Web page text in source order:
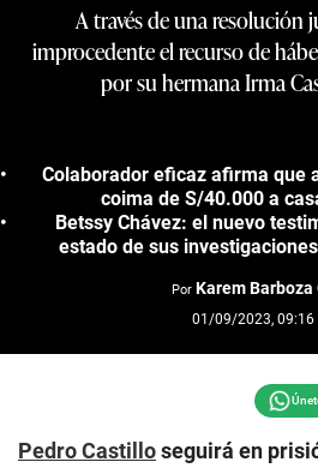
A través de una resolución
improcedente el recurso de
por su hermana Irma
Colaborador eficaz afirma que
coima de S/40.000 a
Betssy Chávez: el nuevo
estado de sus
Por Karem Barboza
01/09/2023, 09:16
Pedro Castilloseguirá en